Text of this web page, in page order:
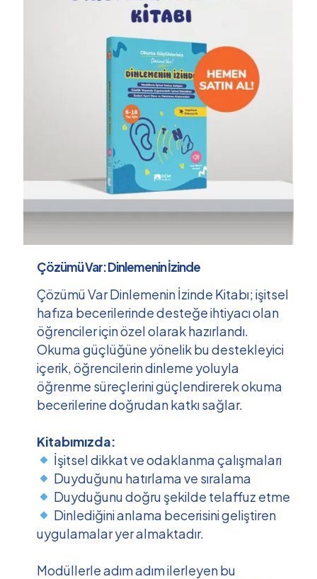
Çözümü Var: Dinlemenin İzinde
Çözümü Var Dinlemenin İzinde Kitabı; işitsel
hafıza becerilerinde desteğe ihtiyacı olan
öğrenciler için özel olarak hazırlandı.
Okuma güçlüğüne yönelik bu destekleyici
içerik, öğrencilerin dinleme yoluyla
öğrenme süreçlerini güçlendirerek okuma
becerilerine doğrudan katkı sağlar.
Kitabımızda:
İşitsel dikkat ve odaklanma çalışmaları
Duyduğunu hatırlama ve sıralama
Duyduğunu doğru şekilde telaffuz etme
Dinlediğini anlama becerisini geliştiren
uygulamalar yer almaktadır.
Modüllerle adım adım ilerleyen bu